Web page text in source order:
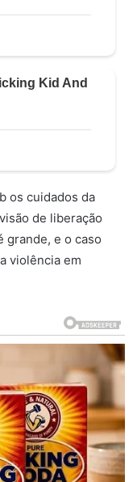
os cuidados da
de liberação
grande, e o caso
violência em